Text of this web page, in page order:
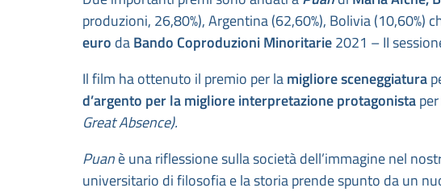
produzioni, 26,80%), Argentina (62,60%), Bolivia (10,60%)
euro daBando Coproduzioni Minoritarie2021 – II
Il film ha ottenuto il premio per lamigliore sceneggiatura
d’argento per la migliore interpretazione protagonistaper
Great Absence).
Puanè una riflessione sulla società dell’immagine nel
universitario di filosofia e la storia prende spunto da un